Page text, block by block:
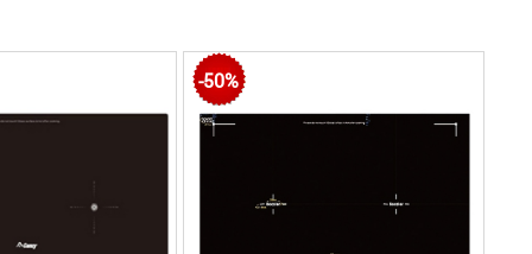
nhập khẩu và lắp ráp tại Thái Lan, Malaysia, vì
với một số model như:Bếp từ Canzy CZ 500-2ID
Quý khách có thể tham khảo model bán chạy như:
-50%